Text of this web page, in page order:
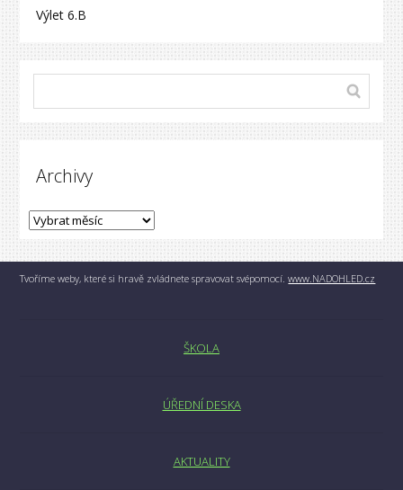
Výlet 6.B
Archivy
Tvoříme weby, které si hravě zvládnete spravovat svépomocí.www.NADOHLED.cz
ŠKOLA
ÚŘEDNÍ DESKA
AKTUALITY